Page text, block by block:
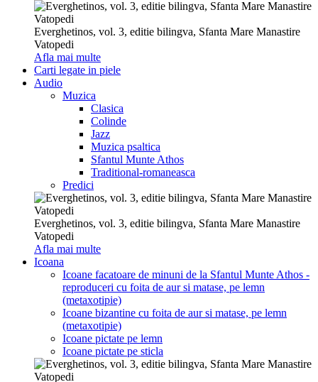
Everghetinos, vol. 3, editie bilingva, Sfanta Mare Manastire
Vatopedi
Afla mai multe
Carti legate in piele
Audio
Muzica
Clasica
Colinde
Jazz
Muzica psaltica
Sfantul Munte Athos
Traditional-romaneasca
Predici
Everghetinos, vol. 3, editie bilingva, Sfanta Mare Manastire
Vatopedi
Afla mai multe
Icoana
Icoane facatoare de minuni de la Sfantul Munte Athos -
reproduceri cu foita de aur si matase, pe lemn
(metaxotipie)
Icoane bizantine cu foita de aur si matase, pe lemn
(metaxotipie)
Icoane pictate pe lemn
Icoane pictate pe sticla